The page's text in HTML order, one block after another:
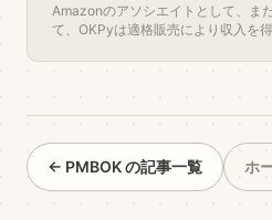
Amazonのアソシエイトとして、ま
て、OKPyは適格販売により収入を得
← PMBOK の記事一覧 ホ